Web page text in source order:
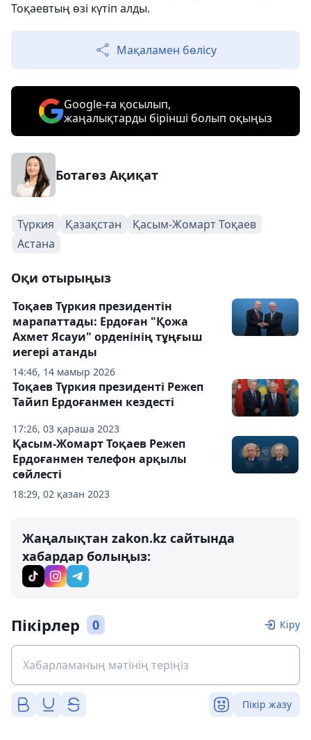
Тоқаевтың өзі күтіп алды.
Мақаламен бөлісу
Google-ға қосылып,
жаңалықтарды бірінші болып оқыңыз
Ботагөз Ақиқат
Түркия Қазақстан
Қасым-Жомарт Тоқаев
Астана
Оқи отырыңыз
14:46, 14 мамыр 2026
Тоқаев Түркия президентін
марапаттады: Ердоған "Қожа
Ахмет Ясауи" орденінің тұңғыш
иегері атанды
17:26, 03 қараша 2023
Тоқаев Түркия президенті Режеп
Тайип Ердоғанмен кездесті
18:29, 02 қазан 2023
Қасым-Жомарт Тоқаев Режеп
Ердоғанмен телефон арқылы
сөйлесті
Жаңалықтан zakon.kz сайтында
хабардар болыңыз:
Пікірлер 0 Кіру
Пікір жазу